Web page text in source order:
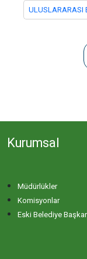
ULUSLARARASI
Kurumsal
Müdürlükler
Komisyonlar
Eski Belediye